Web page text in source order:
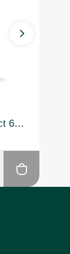
Solgar Turmeric Root Extract 60 Kapsül